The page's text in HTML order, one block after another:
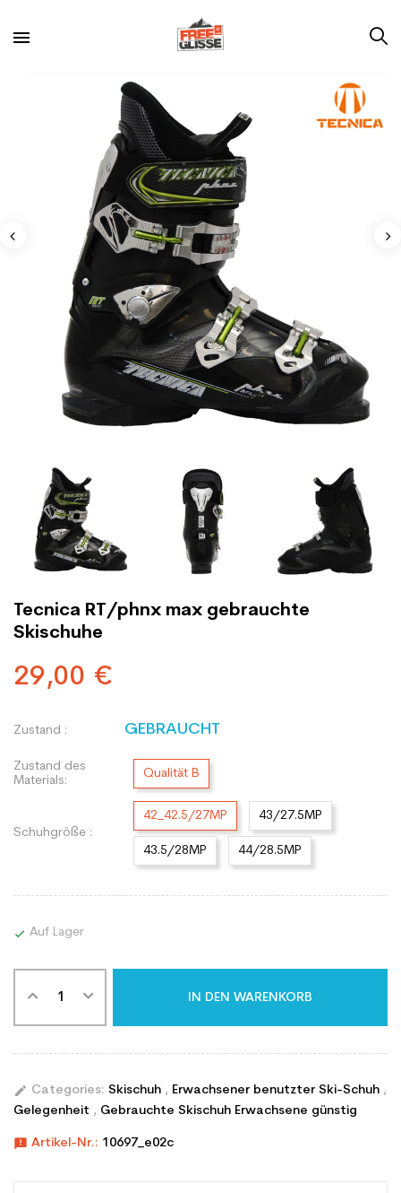
Tecnica RT/phnx max gebrauchte
Skischuhe
29,00 €
Zustand : GEBRAUCHT
Zustand des
Materials:
Qualität B
Schuhgröße :
42_42.5/27MP 43/27.5MP
43.5/28MP 44/28.5MP
 Auf Lager
IN DEN WARENKORB
edit Categories: Skischuh , Erwachsener benutzter Ski-Schuh ,
Gelegenheit , Gebrauchte Skischuh Erwachsene günstig
announcement Artikel-Nr.: 10697_e02c